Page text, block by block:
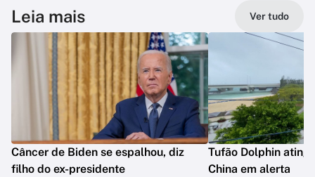
Leia mais Ver tudo
Câncer de Biden se espalhou, diz
filho do ex-presidente
Tufão Dolphin
China em alerta